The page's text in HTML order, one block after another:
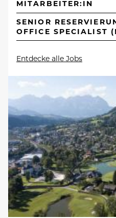
MITARBEITER:IN
SENIOR
OFFICE SPECIALIST
Entdecke alle Jobs